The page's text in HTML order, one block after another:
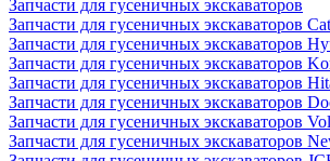
Запчасти для гусеничных экскаваторов
Запчасти для гусеничных экскаваторов
Запчасти для гусеничных экскаваторов
Запчасти для гусеничных экскаваторов
Запчасти для гусеничных экскаваторов
Запчасти для гусеничных экскаваторов
Запчасти для гусеничных экскаваторов
Запчасти для гусеничных экскаваторов